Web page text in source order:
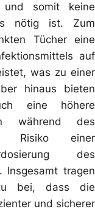
und somit keine
nötig ist. Zum
Tücher eine
auf
was zu einer
hinaus bieten
eine höhere
während des
Risiko einer
des
Insgesamt tragen
bei, dass die
und sicherer